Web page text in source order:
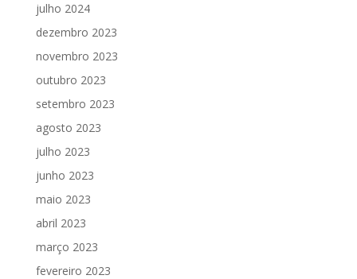
julho 2024
dezembro 2023
novembro 2023
outubro 2023
setembro 2023
agosto 2023
julho 2023
junho 2023
maio 2023
abril 2023
março 2023
fevereiro 2023